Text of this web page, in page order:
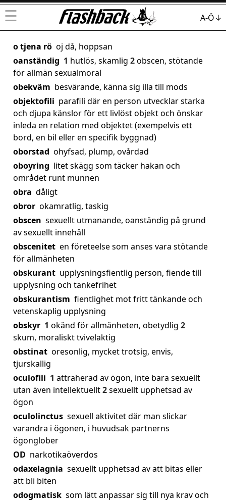
☰ A-Ö↓
o tjena rö oj då, hoppsan
oanständig 1 hutlös, skamlig 2obscen, stötande
för allmän sexualmoral
obekväm besvärande, känna sig illa till mods
objektofili parafili där en person utvecklar starka
och djupa känslor för ett livlöst objekt och önskar
inleda en relation med objektet (exempelvis ett
bord, en bil eller en specifik byggnad)
oborstad ohyfsad, plump, ovårdad
oboyring litet skägg som täcker hakan och
området runt munnen
obra dåligt
obror okamratlig, taskig
obscen sexuellt utmanande, oanständig på grund
av sexuellt innehåll
obscenitet en företeelse som anses vara stötande
för allmänheten
obskurant upplysningsfientlig person, fiende till
upplysning och tankefrihet
obskurantism fientlighet mot fritt tänkande och
vetenskaplig upplysning
obskyr 1 okänd för allmänheten, obetydlig 2
skum, moraliskt tvivelaktig
obstinat oresonlig, mycket trotsig, envis,
tjurskallig
oculofili 1 attraherad av ögon, inte bara sexuellt
utan även intellektuellt2sexuellt upphetsad av
ögon
oculolinctus sexuell aktivitet där man slickar
varandra i ögonen, i huvudsak partnerns
ögonglober
OD narkotikaöverdos
odaxelagnia sexuellt upphetsad av att bitas eller
att bli biten
odogmatisk som lätt anpassar sig till nya krav och